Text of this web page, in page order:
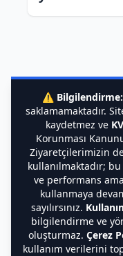
⚠️ Bilgilendirme:
saklamamaktadır.
kaydetmez ve
Korunması
Ziyaretçilerimizin
kullanılmaktadır;
ve performans
kullanmaya
sayılırsınız.
bilgilendirme ve
oluşturmaz. Çerez
kullanım verilerini